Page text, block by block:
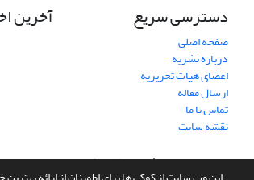
دسترسی سریع
صفحه اصلی
درباره نشریه
اعضای هیات تحریریه
ارسال مقاله
تماس با ما
نقشه سایت
آخرین
سامانه مدیریت نشریات علمی.طراحی و پیاده سازی از